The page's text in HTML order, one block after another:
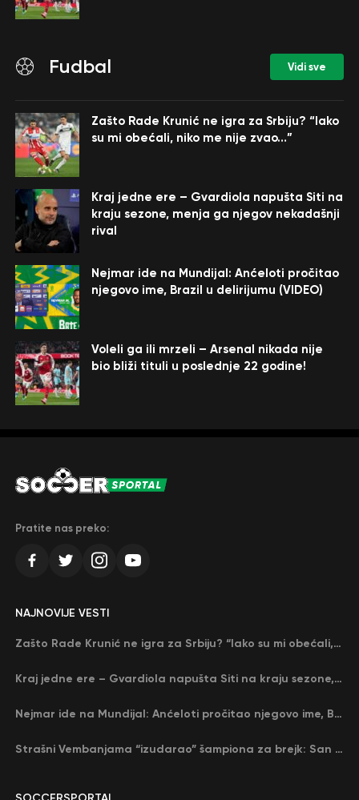
Fudbal Vidi sve
Zašto Rade Krunić ne igra za Srbiju? “Iako
su mi obećali, niko me nije zvao…”
Kraj jedne ere – Gvardiola napušta Siti na
kraju sezone, menja ga njegov nekadašnji
rival
Nejmar ide na Mundijal: Anćeloti pročitao
njegovo ime, Brazil u delirijumu (VIDEO)
Voleli ga ili mrzeli – Arsenal nikada nije
bio bliži tituli u poslednje 22 godine!
Pratite nas preko:
NAJNOVIJE VESTI
Zašto Rade Krunić ne igra za Srbiju? “Iako su mi obećali, niko me nije zvao…”
Kraj jedne ere – Gvardiola napušta Siti na kraju sezone, menja ga njegov nekadašnji rival
Nejmar ide na Mundijal: Anćeloti pročitao njegovo ime, Brazil u delirijumu (VIDEO)
Strašni Vembanjama “izudarao” šampiona za brejk: San Antonio poveo protiv Oklahome